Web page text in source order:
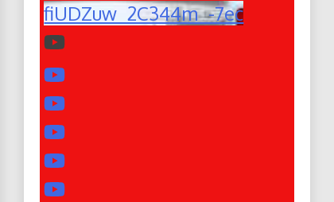
fiUDZuw_2C344m_-7ec